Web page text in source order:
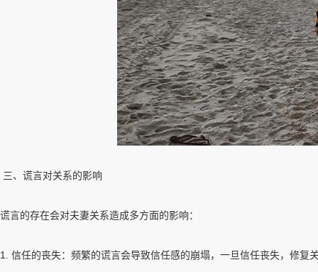
三、谎言对关系的影响
谎言的存在会对夫妻关系造成多方面的影响：
1. 信任的丧失：频繁的谎言会导致信任感的崩塌，一旦信任丧失，修复